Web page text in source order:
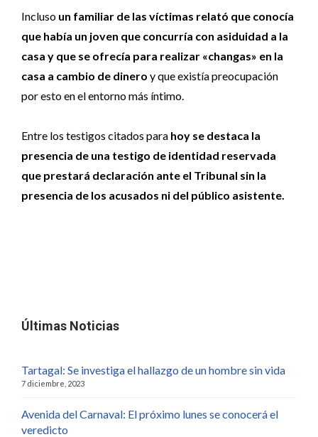
Incluso un familiar de las víctimas relató que conocía
que había un joven que concurría con asiduidad a la
casa y que se ofrecía para realizar «changas» en la
casa a cambio de dinero y que existía preocupación
por esto en el entorno más íntimo.
Entre los testigos citados para hoy se destaca la
presencia de una testigo de identidad reservada
que prestará declaración ante el Tribunal sin la
presencia de los acusados ni del público asistente.
Últimas Noticias
Tartagal: Se investiga el hallazgo de un hombre sin vida
7 diciembre, 2023
Avenida del Carnaval: El próximo lunes se conocerá el
veredicto